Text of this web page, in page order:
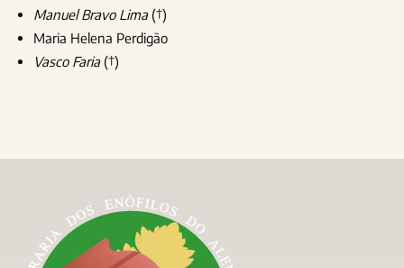
Manuel Bravo Lima(†)
Maria Helena Perdigão
Vasco Faria(†)